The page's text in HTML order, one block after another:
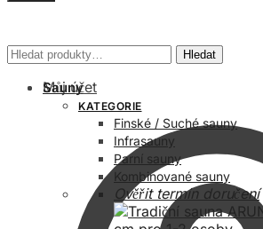
Hledat: Hledat
Můj účet
Hledat: Hledat
Sauny
KATEGORIE
Finské / Suché sauny
Infrasauny
Parní sauny
Kombinované sauny
Ověřit termín doručení